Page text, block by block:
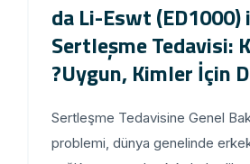
2026’da Li-Eswt
Sertleşme
Uygun, Kimler
Sertleşme Tedavisine
problemi, dünya